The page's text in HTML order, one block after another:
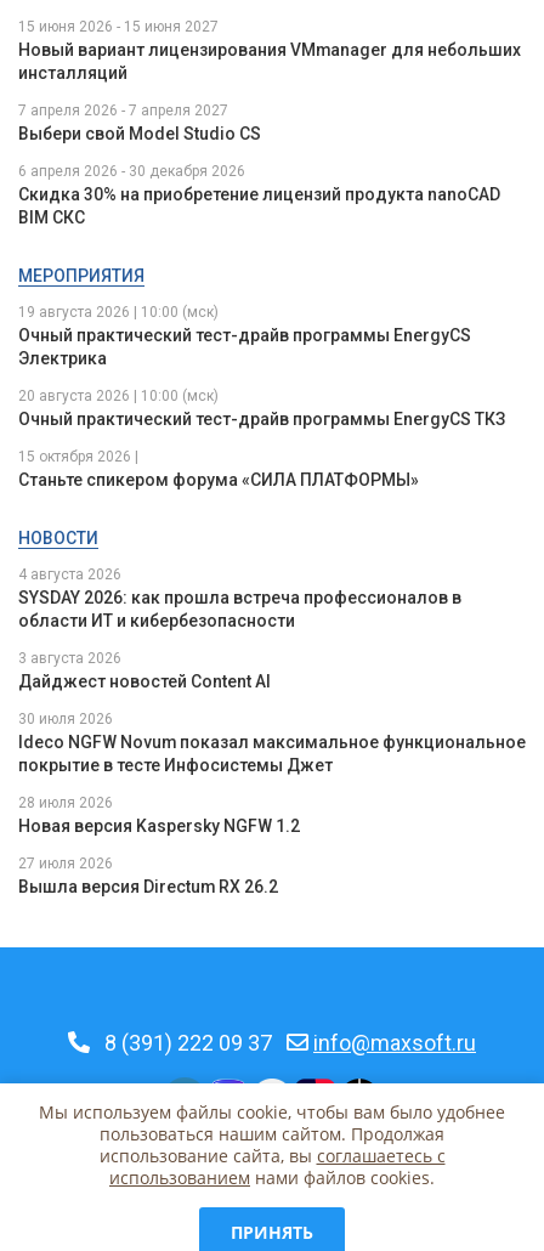
15 июня 2026 - 15 июня 2027
Новый вариант лицензирования VMmanager для небольших
инсталляций
7 апреля 2026 - 7 апреля 2027
Выбери свой Model Studio CS
6 апреля 2026 - 30 декабря 2026
Скидка 30% на приобретение лицензий продукта nanoCAD
BIM СКС
МЕРОПРИЯТИЯ
19 августа 2026 | 10:00 (мск)
Очный практический тест-драйв программы EnergyCS
Электрика
20 августа 2026 | 10:00 (мск)
Очный практический тест-драйв программы EnergyCS ТКЗ
15 октября 2026 |
Станьте спикером форума «СИЛА ПЛАТФОРМЫ»
НОВОСТИ
4 августа 2026
SYSDAY 2026: как прошла встреча профессионалов в
области ИТ и кибербезопасности
3 августа 2026
Дайджест новостей Content AI
30 июля 2026
Ideco NGFW Novum показал максимальное функциональное
покрытие в тесте Инфосистемы Джет
28 июля 2026
Новая версия Kaspersky NGFW 1.2
27 июля 2026
Вышла версия Directum RX 26.2
8 (391) 222 09 37 info@maxsoft.ru
© 2026 MaxSoft | Красноярск, Урицкого, 31
Мы используем файлы cookie, чтобы вам было удобнее
пользоваться нашим сайтом. Продолжая
использование сайта, вы соглашаетесь c
использованием нами файлов cookies.
ПРИНЯТЬ